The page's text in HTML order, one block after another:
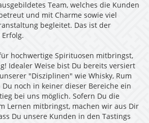
Team, welches die Kunden
und mit Charme sowie viel
begleitet. Das ist der
hochwertige Spirituosen mitbringst,
Idealer Weise bist Du bereits versiert
"Disziplinen" wie Whisky, Rum
Du noch in keiner dieser Bereiche ein
bei uns möglich. Sofern Du die
Lernen mitbringst, machen wir aus Dir
Du unsere Kunden in den Tastings